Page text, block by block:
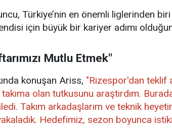
Türkiye’nin en önemli liglerinden
için büyük bir kariyer adımı
Mutlu Etmek"
konuşan Ariss, "Rizespor'dan teklif
takıma olan tutkusunu araştırdım.
Takım arkadaşlarım ve teknik
Hedefimiz, sezon boyunca